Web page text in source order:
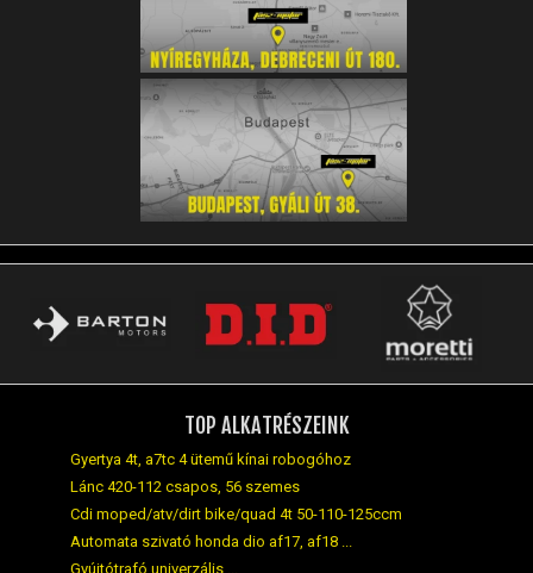
TOP ALKATRÉSZEINK
Gyertya 4t, a7tc 4 ütemű kínai robogóhoz
Lánc 420-112 csapos, 56 szemes
Cdi moped/atv/dirt bike/quad 4t 50-110-125ccm
Automata szivató honda dio af17, af18 ...
Gyújtótrafó univerzális ...